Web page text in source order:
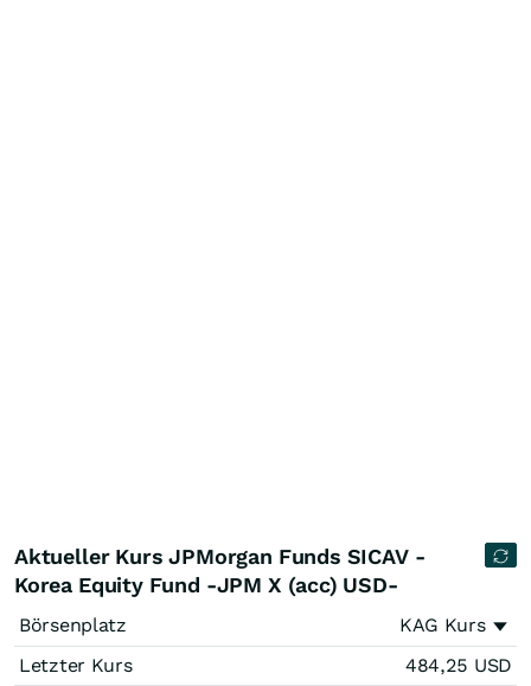
Aktueller Kurs JPMorgan Funds SICAV -
Korea Equity Fund -JPM X (acc) USD-
Börsenplatz
KAG Kurs
Letzter Kurs
484,25 USD